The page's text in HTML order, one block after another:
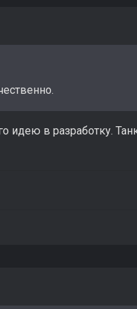
идею в разработку.